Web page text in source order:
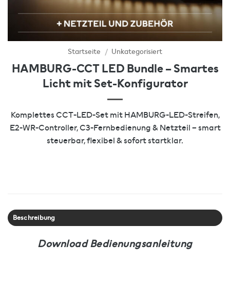
Startseite / Unkategorisiert
HAMBURG-CCT LED Bundle – Smartes
Licht mit Set-Konfigurator
Komplettes CCT-LED-Set mit HAMBURG-LED-Streifen,
E2-WR-Controller, C3-Fernbedienung & Netzteil – smart
steuerbar, flexibel & sofort startklar.
Beschreibung
Download Bedienungsanleitung